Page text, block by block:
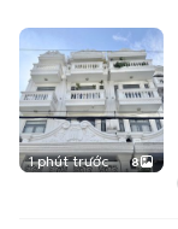
1 phút trước 8